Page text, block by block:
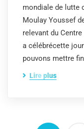
mondiale de lutte
Moulay Youssef
relevant du
a célébrécette
pouvons mettre
Lire plus